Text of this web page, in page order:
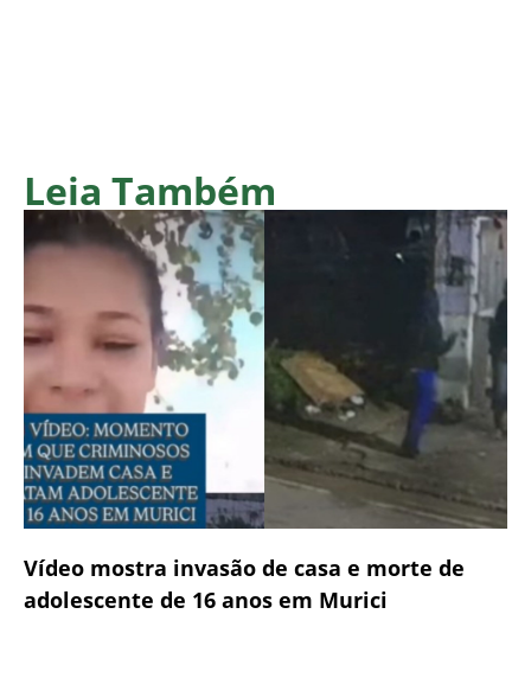
Leia Também
Vídeo mostra invasão de casa e morte de
adolescente de 16 anos em Murici